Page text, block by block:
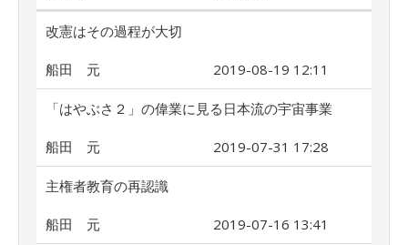
改憲はその過程が大切
船田 元 2019-08-19 12:11
「はやぶさ２」の偉業に見る日本流の宇宙事業
船田 元 2019-07-31 17:28
主権者教育の再認識
船田 元 2019-07-16 13:41